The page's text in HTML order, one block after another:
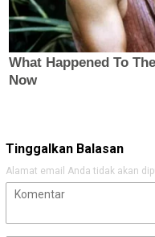
Tinggalkan Balasan
Alamat email Anda tidak akan